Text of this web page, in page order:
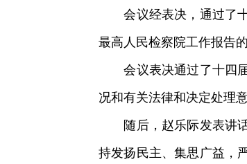
会议经表决，通过了十
最高人民检察院工作报告
会议表决通过了十四届
况和有关法律和决定处理
随后，赵乐际发表讲话
持发扬民主、集思广益，